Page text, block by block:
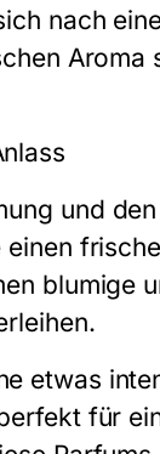
nach
und
einen
blumige
etwas
für